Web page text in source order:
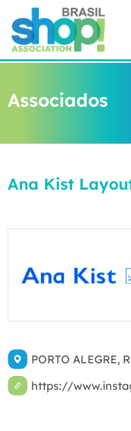
Associados
Ana Kist
PORTO ALEGRE,
https://